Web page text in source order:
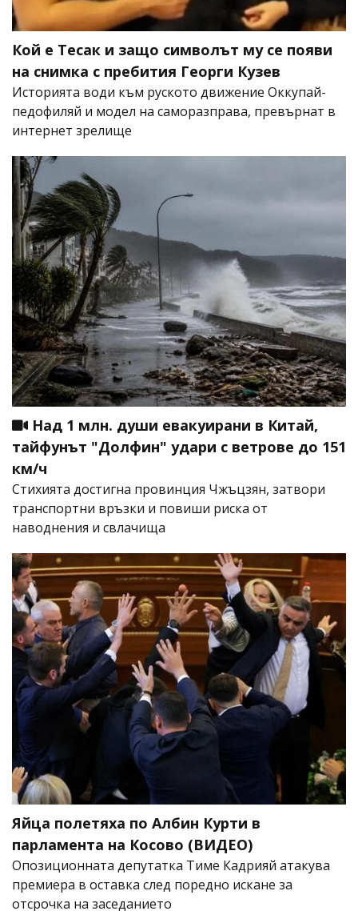
Кой е Тесак и защо символът му се появи
на снимка с пребития Георги Кузев
Историята води към руското движение Оккупай-
педофиляй и модел на саморазправа, превърнат в
интернет зрелище
Над 1 млн. души евакуирани в Китай,
тайфунът "Долфин" удари с ветрове до 151
км/ч
Стихията достигна провинция Чжъцзян, затвори
транспортни връзки и повиши риска от
наводнения и свлачища
Яйца полетяха по Албин Курти в
парламента на Косово (ВИДЕО)
Опозиционната депутатка Тиме Кадрияй атакува
премиера в оставка след поредно искане за
отсрочка на заседанието